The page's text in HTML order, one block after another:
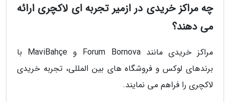
چه مراکز خریدی در ازمیر تجربه ای لاکچری ارائه
می دهند؟
مراکز خریدی مانند Forum Bornova و MaviBahçe با
برندهای لوکس و فروشگاه های بین المللی، تجربه خریدی
لاکچری را فراهم می نمایند.